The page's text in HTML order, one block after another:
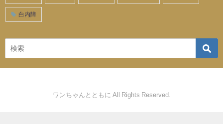
白内障
ワンちゃんとともに All Rights Reserved.